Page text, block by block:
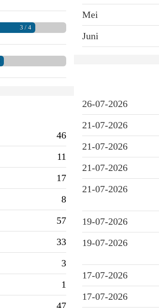
3 / 4
46
11
17
8
57
33
3
1
47
Mei
Juni
26-07-2026
21-07-2026
21-07-2026
21-07-2026
21-07-2026
19-07-2026
19-07-2026
17-07-2026
17-07-2026